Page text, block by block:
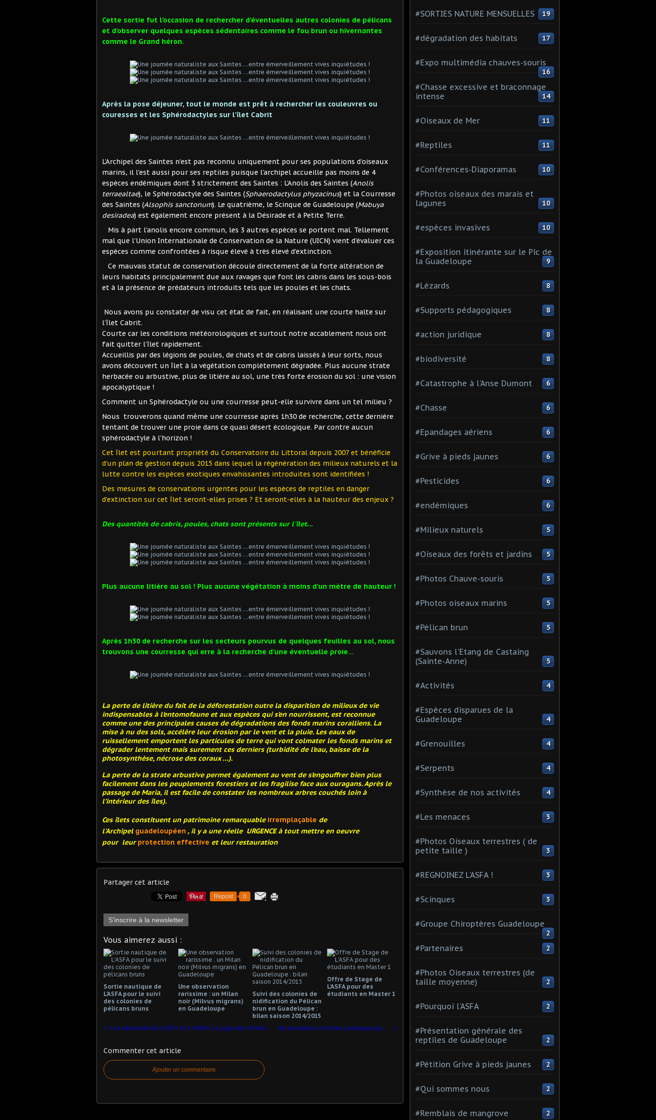
Cette sortie fut l'occasion de rechercher d'éventuelles autres colonies de pélicans
et d'observer quelques espèces sédentaires comme le fou brun ou hivernantes
comme le Grand héron.
Après la pose déjeuner, tout le monde est prêt à rechercher les couleuvres ou
couresses et les Sphérodactyles sur l'îlet Cabrit
L’Archipel des Saintes n’est pas reconnu uniquement pour ses populations d’oiseaux
marins, il l’est aussi pour ses reptiles puisque l’archipel accueille pas moins de 4
espèces endémiques dont 3 strictement des Saintes : L’Anolis des Saintes (Anolis
terraealtae), le Sphérodactyle des Saintes (Sphaerodactylus phyzacinus) et la Courresse
des Saintes (Alsophis sanctonum). Le quatrième, le Scinque de Guadeloupe (Mabuya
desiradea) est également encore présent à la Désirade et à Petite Terre.
Mis à part l’anolis encore commun, les 3 autres espèces se portent mal. Tellement
mal que l’Union Internationale de Conservation de la Nature (UICN) vient d'évaluer ces
espèces comme confrontées à risque élevé à très élevé d'extinction.
Ce mauvais statut de conservation découle directement de la forte altération de
leurs habitats principalement due aux ravages que font les cabris dans les sous-bois
et à la présence de prédateurs introduits tels que les poules et les chats.
Nous avons pu constater de visu cet état de fait, en réalisant une courte halte sur
l’îlet Cabrit.
Courte car les conditions météorologiques et surtout notre accablement nous ont
fait quitter l’îlet rapidement.
Accueillis par des légions de poules, de chats et de cabris laissés à leur sorts, nous
avons découvert un îlet à la végétation complètement dégradée. Plus aucune strate
herbacée ou arbustive, plus de litière au sol, une très forte érosion du sol : une vision
apocalyptique !
Comment un Sphérodactyle ou une courresse peut-elle survivre dans un tel milieu ?
Nous trouverons quand même une courresse après 1h30 de recherche, cette dernière
tentant de trouver une proie dans ce quasi désert écologique. Par contre aucun
sphérodactyle à l'horizon !
Cet îlet est pourtant propriété du Conservatoire du Littoral depuis 2007 et bénéficie
d’un plan de gestion depuis 2015 dans lequel la régénération des milieux naturels et la
lutte contre les espèces exotiques envahissantes introduites sont identifiées !
Des mesures de conservations urgentes pour les espèces de reptiles en danger
d’extinction sur cet îlet seront-elles prises ? Et seront-elles à la hauteur des enjeux ?
Des quantités de cabris, poules, chats sont présents sur l'îlet...
Plus aucune litière au sol ! Plus aucune végétation à moins d'un mètre de hauteur !
Après 1h30 de recherche sur les secteurs pourvus de quelques feuilles au sol, nous
trouvons une courresse qui erre à la recherche d'une éventuelle proie...
La perte de litière du fait de la déforestation outre la disparition de milieux de vie
indispensables à l’entomofaune et aux espèces qui s’en nourrissent, est reconnue
comme une des principales causes de dégradations des fonds marins coralliens. La
mise à nu des sols, accélère leur érosion par le vent et la pluie. Les eaux de
ruissellement emportent les particules de terre qui vont colmater les fonds marins et
dégrader lentement mais surement ces derniers (turbidité de l’eau, baisse de la
photosynthèse, nécrose des coraux …).
La perte de la strate arbustive permet également au vent de s’engouffrer bien plus
facilement dans les peuplements forestiers et les fragilise face aux ouragans. Après le
passage de Maria, il est facile de constater les nombreux arbres couchés loin à
l’intérieur des îles).
Ces îlets constituent un patrimoine remarquable irremplaçable de
l'Archipel guadeloupéen , il y a une réelle URGENCEà tout mettre en oeuvre
pour leurprotection effective et leur restauration
Partager cet article
Repost 0
S'inscrire à la newsletter
Vous aimerez aussi :
Sortie nautique de
L'ASFA pour le suivi
des colonies de
pélicans bruns
Une observation
rarissime : un Milan
noir (Milvus migrans)
en Guadeloupe
Suivi des colonies de
nidification du Pélican
brun en Guadeloupe :
bilan saison 2014/2015
Offre de Stage de
L'ASFA pour des
étudiants en Master 1
A la demande de L'ASFA et L'ASPAS, le juge des référés suspend la Chasse du Pigeon à couronne blanche en Guadeloupe et à Saint-Martin De nouvelles victoires juridiques pour le Pigeon à couronne blanche (Patagioenas leucocephala)
Commenter cet article
Ajouter un commentaire
#SORTIES NATURE MENSUELLES 19
#dégradation des habitats 17
#Expo multimédia chauves-souris
16
#Chasse excessive et braconnage
intense
14
#Oiseaux de Mer 11
#Reptiles 11
#Conférences-Diaporamas 10
#Photos oiseaux des marais et
lagunes
10
#espèces invasives 10
#Exposition itinérante sur le Pic de
la Guadeloupe
9
#Lézards 8
#Supports pédagogiques 8
#action juridique 8
#biodiversité 8
#Catastrophe à l'Anse Dumont 6
#Chasse 6
#Epandages aériens 6
#Grive à pieds jaunes 6
#Pesticides 6
#endémiques 6
#Milieux naturels 5
#Oiseaux des forêts et jardins 5
#Photos Chauve-souris 5
#Photos oiseaux marins 5
#Pélican brun 5
#Sauvons l'Etang de Castaing
(Sainte-Anne)
5
#Activités 4
#Espèces disparues de la
Guadeloupe
4
#Grenouilles 4
#Serpents 4
#Synthèse de nos activités 4
#Les menaces 3
#Photos Oiseaux terrestres ( de
petite taille )
3
#REGNOINEZ L'ASFA ! 3
#Scinques 3
#Groupe Chiroptères Guadeloupe
2
#Partenaires 2
#Photos Oiseaux terrestres (de
taille moyenne)
2
#Pourquoi l'ASFA 2
#Présentation générale des
reptiles de Guadeloupe
2
#Pétition Grive à pieds jaunes 2
#Qui sommes nous 2
#Remblais de mangrove 2